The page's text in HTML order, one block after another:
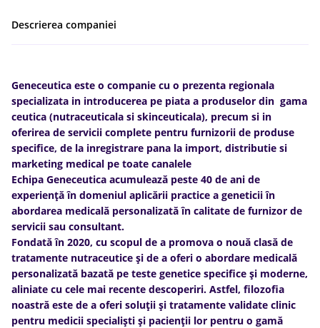
Descrierea companiei
Geneceutica este o companie cu o prezenta regionala
specializata in introducerea pe piata a produselor din gama
ceutica (nutraceuticala si skinceuticala), precum si in
oferirea de servicii complete pentru furnizorii de produse
specifice, de la inregistrare pana la import, distributie si
marketing medical pe toate canalele
Echipa Geneceutica acumulează peste 40 de ani de
experiență în domeniul aplicării practice a geneticii în
abordarea medicală personalizată în calitate de furnizor de
servicii sau consultant.
Fondată în 2020, cu scopul de a promova o nouă clasă de
tratamente nutraceutice și de a oferi o abordare medicală
personalizată bazată pe teste genetice specifice și moderne,
aliniate cu cele mai recente descoperiri. Astfel, filozofia
noastră este de a oferi soluții și tratamente validate clinic
pentru medicii specialiști și pacienții lor pentru o gamă